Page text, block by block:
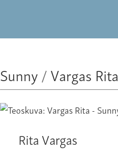
Sunny/Vargas Rita
Rita Vargas